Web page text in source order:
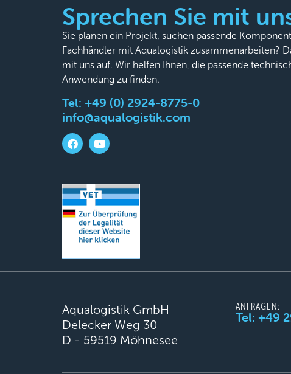
Sprechen Sie mit
Sie planen ein Projekt, suchen passende
Fachhändler mit Aqualogistik zusammenarbeiten?
mit uns auf. Wir helfen Ihnen, die passende
Anwendung zu finden.
Tel: +49 (0) 2924-8775-0
info@aqualogistik.com
Aqualogistik GmbH
Delecker Weg 30
D - 59519 Möhnesee
ANFRAGEN:
Tel: +49